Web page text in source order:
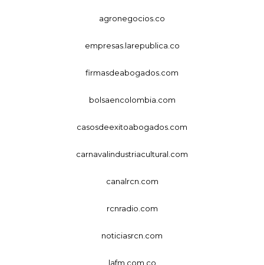
agronegocios.co
empresas.larepublica.co
firmasdeabogados.com
bolsaencolombia.com
casosdeexitoabogados.com
carnavalindustriacultural.com
canalrcn.com
rcnradio.com
noticiasrcn.com
lafm.com.co